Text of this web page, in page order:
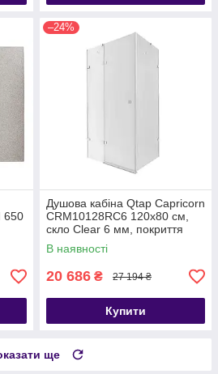
650
–24%
Душова кабіна Qtap Capricorn
CRM10128RC6 120x80 см,
скло Clear 6 мм, покриття
CalcLess без піддона
В наявності
20 686 ₴ 27 194 ₴
Купити
ще